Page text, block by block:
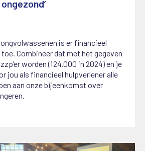
is er financieel
Combineer dat met het gegeven
worden (124.000 in 2024) en je
jou als financieel hulpverlener alle
aan onze bijeenkomst over